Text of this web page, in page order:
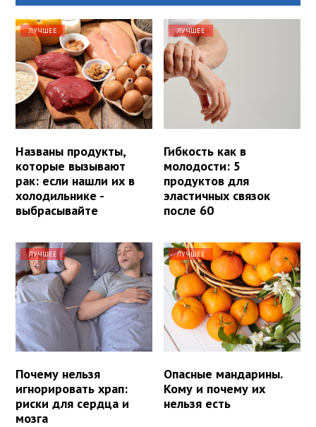
ЛУЧШЕЕ
Названы продукты,
которые вызывают
рак: если нашли их в
холодильнике -
выбрасывайте
ЛУЧШЕЕ
Гибкость как в
молодости: 5
продуктов для
эластичных связок
после 60
ЛУЧШЕЕ
Почему нельзя
игнорировать храп:
риски для сердца и
мозга
ЛУЧШЕЕ
Опасные мандарины.
Кому и почему их
нельзя есть